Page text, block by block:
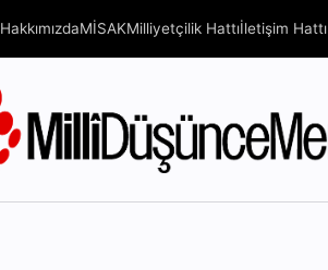
HakkımızdaMİSAKMilliyetçilik Hattıİletişim Hattı